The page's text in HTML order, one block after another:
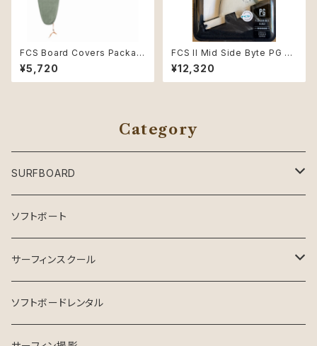
FCS Board Covers Packabl
e Stretch Cover 5'9" Short
board Alpine
¥5,720
FCS II Mid Side Byte PG 3.
6" Natural/Alpine Retail fin
s
¥12,320
Category
SURFBOARD
Crystal Dreams SURFBOARD
INSPIRE SURFBOARD
USEDサーフボード
ソフトボート
サーフィンスクール
マンツーマン
ソフトボードレンタル